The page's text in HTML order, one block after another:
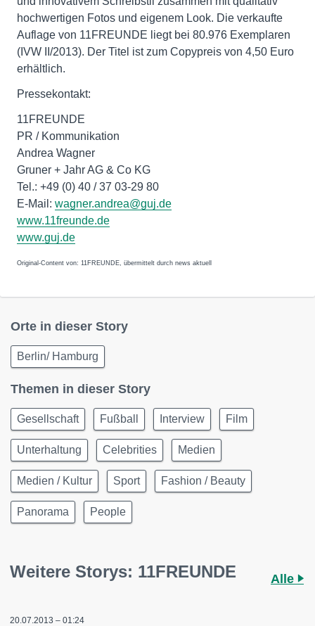
hochwertigen Fotos und eigenem Look. Die verkaufte
Auflage von 11FREUNDE liegt bei 80.976 Exemplaren
(IVW II/2013). Der Titel ist zum Copypreis von 4,50 Euro
erhältlich.
Pressekontakt:
11FREUNDE
PR / Kommunikation
Andrea Wagner
Gruner + Jahr AG & Co KG
Tel.: +49 (0) 40 / 37 03-29 80
E-Mail: wagner.andrea@guj.de
www.11freunde.de
www.guj.de
Original-Content von: 11FREUNDE, übermittelt durch news aktuell
Orte in dieser Story
Berlin/ Hamburg
Themen in dieser Story
Gesellschaft Fußball Interview Film
Unterhaltung Celebrities Medien
Medien / Kultur Sport Fashion / Beauty
Panorama People
Weitere Storys: 11FREUNDE Alle
20.07.2013 – 01:24